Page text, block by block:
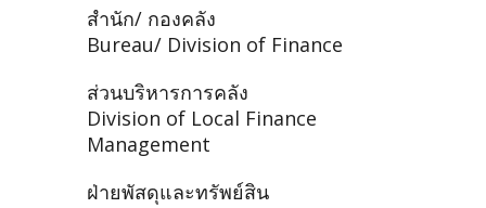
สำนัก/ กองคลัง
Bureau/ Division of Finance
ส่วนบริหารการคลัง
Division of Local Finance
Management
ฝ่ายพัสดุและทรัพย์สิน